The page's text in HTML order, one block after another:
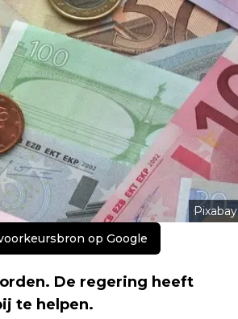
Pixabay
op Google
De regering heeft
te helpen.